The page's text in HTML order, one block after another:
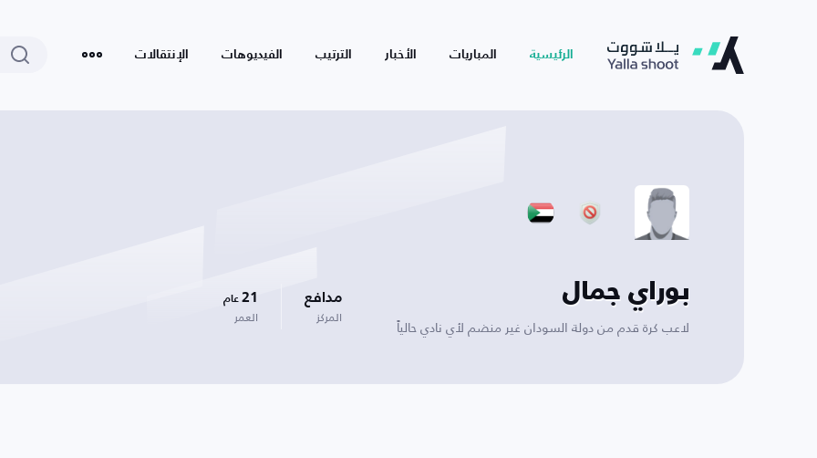
الرئيسية المباريات الأخبار الترتيب الفيديوهات الإنتقالات
بوراي جمال
لاعب كرة قدم من دولة السودان غير منضم لأي نادي حالياً
مدافع
المركز
21 عام
العمر